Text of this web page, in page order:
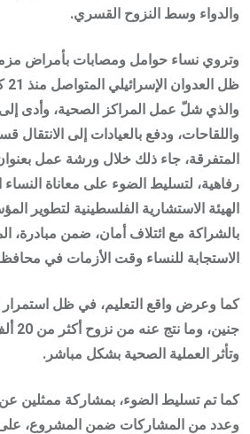
والدواء وسط النزوح القسري.
وتروي نساء حوامل ومصابات بأمراض
والذي شلّ عمل المراكز الصحية، وأدى إلى
واللقاحات، ودفع بالعيادات إلى الانتقال
المتفرقة، جاء ذلك خلال ورشة عمل
رفاهية، لتسليط الضوء على معاناة النساء
الهيئة الاستشارية الفلسطينية لتطوير
بالشراكة مع ائتلاف أمان، ضمن مبادرة،
الاستجابة للنساء وقت الأزمات في
كما وعرض واقع التعليم، في ظل
وتأثر العملية الصحية بشكل مباشر.
كما تم تسليط الضوء، بمشاركة ممثلين
وعدد من المشاركات ضمن المشروع،